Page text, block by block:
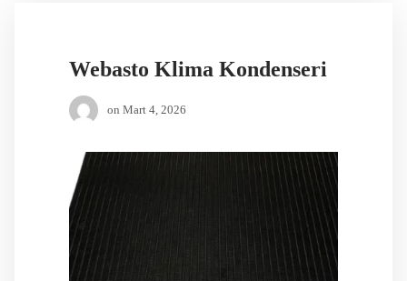
Webasto Klima Kondenseri
on Mart 4, 2026